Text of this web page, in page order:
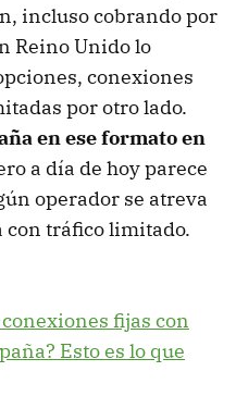
incluso cobrando por
Reino Unido lo
conexiones
por otro lado.
en ese formato en
a día de hoy parece
operador se atreva
con tráfico limitado.
fijas con
Esto es lo que